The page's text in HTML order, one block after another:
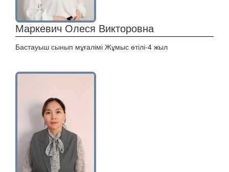
Маркевич Олеся Викторовна
Бастауыш сынып мұғалімі Жұмыс өтілі-4 жыл